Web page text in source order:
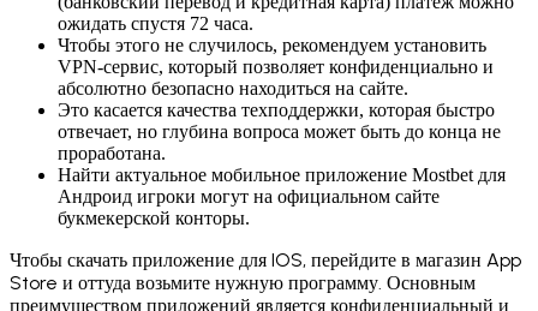
ожидать спустя 72 часа.
Чтобы этого не случилось, рекомендуем установить
VPN-сервис, который позволяет конфиденциально и
абсолютно безопасно находиться на сайте.
Это касается качества техподдержки, которая быстро
отвечает, но глубина вопроса может быть до конца не
проработана.
Найти актуальное мобильное приложение Mostbet для
Андроид игроки могут на официальном сайте
букмекерской конторы.
Чтобы скачать приложение для IOS, перейдите в магазин App
Store и оттуда возьмите нужную программу. Основным
преимуществом приложений является конфиденциальный и